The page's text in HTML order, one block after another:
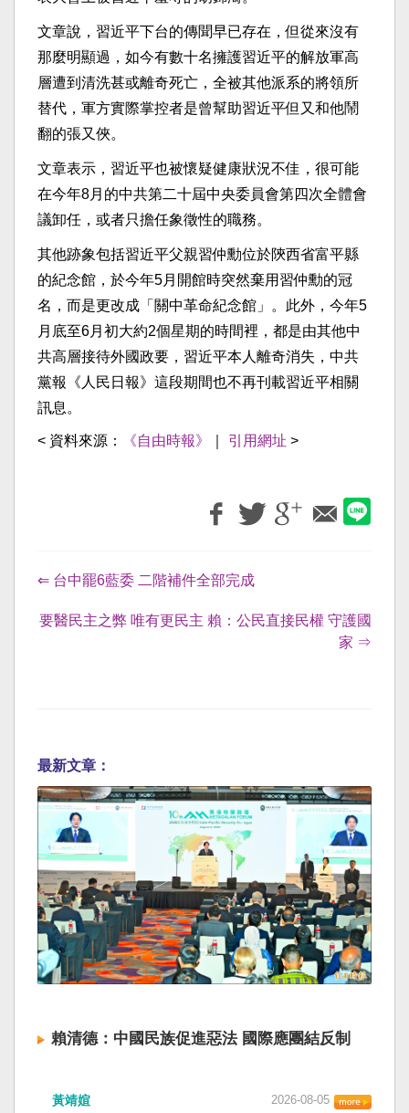
文章說，習近平下台的傳聞早已存在，但從來沒有
那麼明顯過，如今有數十名擁護習近平的解放軍高
層遭到清洗甚或離奇死亡，全被其他派系的將領所
替代，軍方實際掌控者是曾幫助習近平但又和他鬧
翻的張又俠。
文章表示，習近平也被懷疑健康狀況不佳，很可能
在今年8月的中共第二十屆中央委員會第四次全體會
議卸任，或者只擔任象徵​​性的職務。
其他跡象包括習近平父親習仲勳位於陝西省富平縣
的紀念館，於今年5月開館時突然棄用習仲勳的冠
名，而是更改成「關中革命紀念館」。此外，今年5
月底至6月初大約2個星期的時間裡，都是由其他中
共高層接待外國政要，習近平本人離奇消失，中共
黨報《人民日報》這段期間也不再刊載習近平相關
訊息。
< 資料來源： 《自由時報》 引用網址 >
⇐ 台中罷6藍委 二階補件全部完成
要醫民主之弊 唯有更民主 賴：公民直接民權 守護國
家 ⇒
最新文章：
賴清德：中國民族促進惡法 國際應團結反制
黃靖媗 2026-08-05